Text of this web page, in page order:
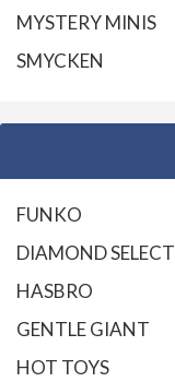
MYSTERY MINIS
SMYCKEN
FUNKO
DIAMOND SELECT
HASBRO
GENTLE GIANT
HOT TOYS